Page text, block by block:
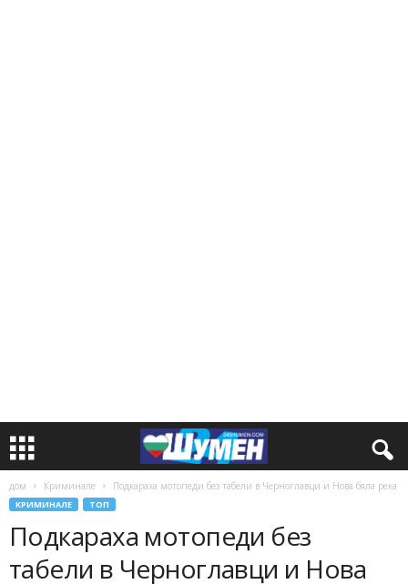
дом Криминале Подкараха мотопеди без табели в Черноглавци и Нова бяла река
КРИМИНАЛЕ ТОП
Подкараха мотопеди без
табели в Черноглавци и Нова